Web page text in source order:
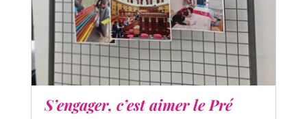
S’engager, c’est aimer le Pré